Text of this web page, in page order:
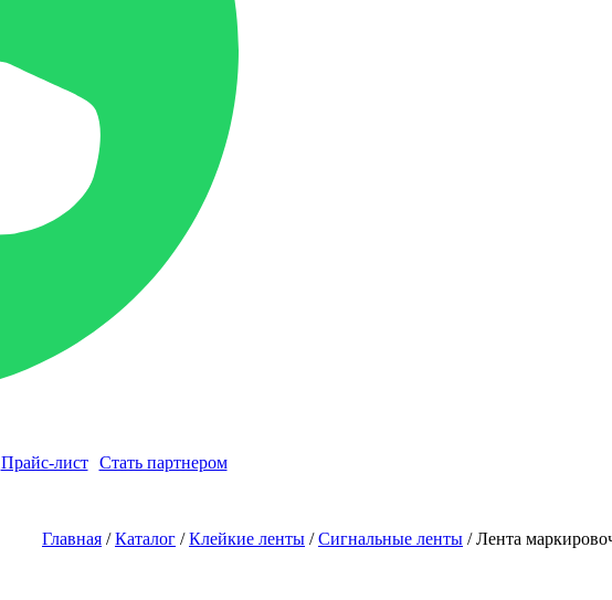
Прайс-лист
Стать партнером
Главная /Каталог /Клейкие ленты /Сигнальные ленты / Лента